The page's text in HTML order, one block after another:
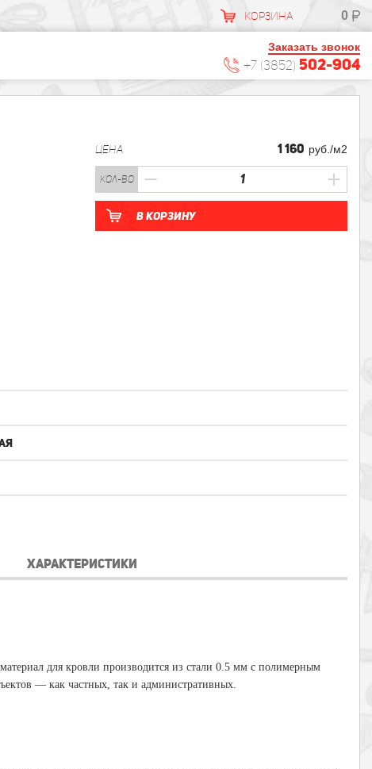
КОРЗИНА 0
Заказать звонок
+7 (3852) 502-904
ЦЕНА 1 160 руб./м2
кол-во
В корзину
ХАРАКТЕРИСТИКИ
для кровли производится из стали 0.5 мм с полимерным
— как частных, так и административных.